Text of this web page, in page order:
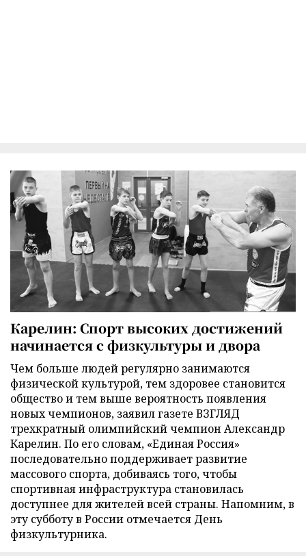
Карелин: Спорт высоких достижений
начинается с физкультуры и двора
Чем больше людей регулярно занимаются
физической культурой, тем здоровее становится
общество и тем выше вероятность появления
новых чемпионов, заявил газете ВЗГЛЯД
трехкратный олимпийский чемпион Александр
Карелин. По его словам, «Единая Россия»
последовательно поддерживает развитие
массового спорта, добиваясь того, чтобы
спортивная инфраструктура становилась
доступнее для жителей всей страны. Напомним, в
эту субботу в России отмечается День
физкультурника.